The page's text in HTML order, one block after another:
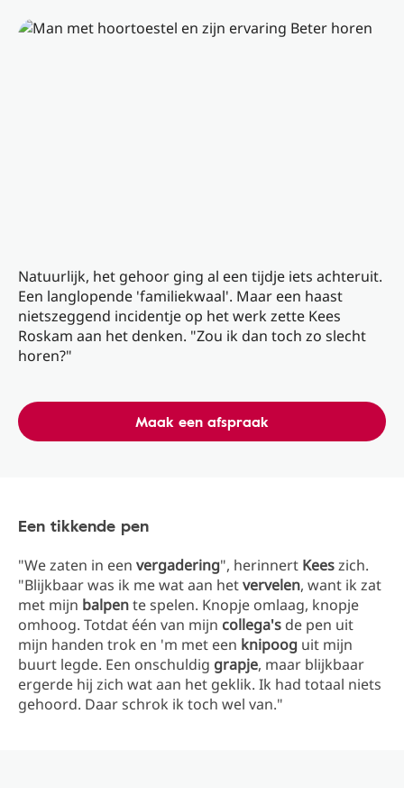
Natuurlijk, het gehoor ging al een tijdje iets achteruit.
Een langlopende 'familiekwaal'. Maar een haast
nietszeggend incidentje op het werk zette Kees
Roskam aan het denken. "Zou ik dan toch zo slecht
horen?"
Maak een afspraak
Een tikkende pen
"We zaten in een vergadering", herinnert Keeszich.
"Blijkbaar was ik me wat aan hetvervelen, want ik zat
met mijn balpente spelen. Knopje omlaag, knopje
omhoog. Totdat één van mijn collega's de pen uit
mijn handen trok en 'm met een knipoog uit mijn
buurt legde. Een onschuldig grapje, maar blijkbaar
ergerde hij zich wat aan het geklik. Ik had totaal niets
gehoord. Daar schrok ik toch wel van."